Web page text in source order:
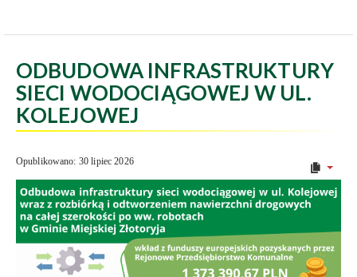
ODBUDOWA INFRASTRUKTURY
SIECI WODOCIĄGOWEJ W UL.
KOLEJOWEJ
Opublikowano: 30 lipiec 2026